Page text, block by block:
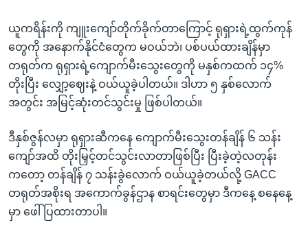
ကြည့်
ရှာဖွေ
သို့
ကျော်
ဘာသာစကားများ
ယူကရိန်းကို ကျူးကျော်တိုက်ခိုက်တာကြောင့် ရုရှားရဲ့ထွက်ကုန်
တွေကို အနောက်နိုင်ငံတွေက မဝယ်ဘဲ၊ ပစ်ပယ်ထားချိန်မှာ
တရုတ်က ရုရှားရဲ့ကျောက်မီးသွေးတွေကို မနှစ်ကထက် ၁၄%
တိုးပြီး လျှော့ဈေးနဲ့ ဝယ်ယူခဲ့ပါတယ်။ ဒါဟာ ၅ နှစ်လောက်
အတွင်း အမြင့်ဆုံးတင်သွင်းမှု ဖြစ်ပါတယ်။
ဒီနှစ်ဇွန်လမှာ ရုရှားဆီကနေ ကျောက်မီးသွေးတန်ချိန် ၆ သန်း
ကျော်အထိ တိုးမြှင့်တင်သွင်းလာတာဖြစ်ပြီး ပြီးခဲ့တဲ့လတုန်း
ကတော့ တန်ချိန် ၇ သန်းခွဲလောက် ဝယ်ယူခဲ့တယ်လို့ GACC
တရုတ်အစိုးရ အကောက်ခွန်ဌာန စာရင်းတွေမှာ ဒီကနေ့ စနေနေ့
မှာ ဖေါ်ပြထားတာပါ။